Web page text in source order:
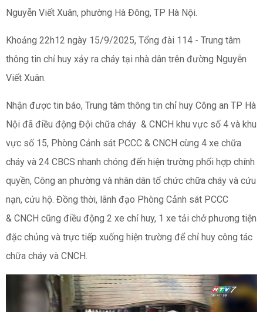
Nguyễn Viết Xuân, phường Hà Đông, TP Hà Nội.
Khoảng 22h12 ngày 15/9/2025, Tổng đài 114 - Trung tâm
thông tin chỉ huy xảy ra cháy tại nhà dân trên đường Nguyễn
Viết Xuân.
‎‎Nhận được tin báo, Trung tâm thông tin chỉ huy Công an TP Hà
Nội đã điều động Đội chữa cháy & CNCH khu vực số 4 và khu
vực số 15, Phòng Cảnh sát PCCC & CNCH cùng 4 xe chữa
cháy và 24 CBCS nhanh chóng đến hiện trường phối hợp chính
quyền, Công an phường và nhân dân tổ chức chữa cháy và cứu
nạn, cứu hộ. Đồng thời, lãnh đạo Phòng Cảnh sát PCCC
& CNCH cũng điều động 2 xe chỉ huy, 1 xe tải chở phương tiện
đặc chủng và trực tiếp xuống hiện trường để chỉ huy công tác
chữa cháy và CNCH.
ĐĂNG KÝ TƯ VẤN MIỄN PHÍ